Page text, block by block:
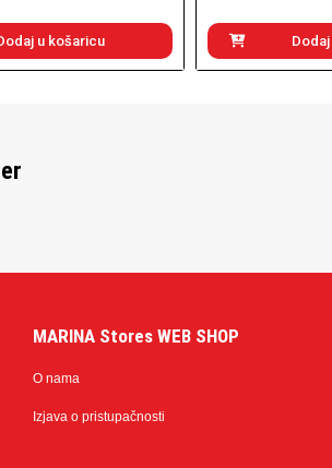
u košaricu
MARINA Stores WEB SHOP
O nama
Izjava o pristupačnosti